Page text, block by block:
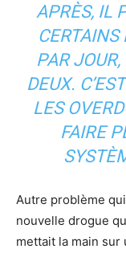
APRÈS, IL
PAR JOUR,
DEUX.
LES
FAIRE
Autre problème
nouvelle drogue
mettait la main sur